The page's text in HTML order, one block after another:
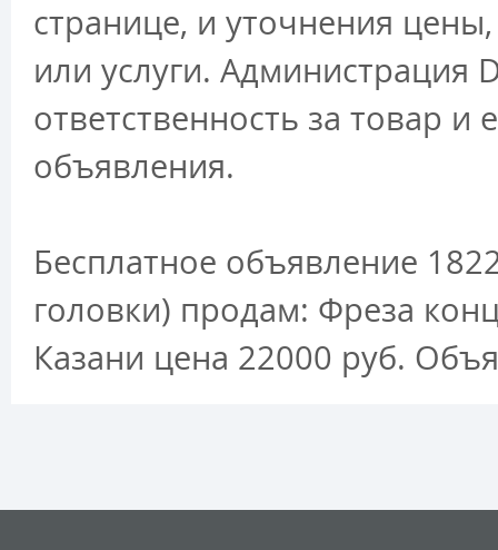
странице, и уточнения
или услуги. Администрация
ответственность за товар и
объявления.
Бесплатное объявление
головки) продам: Фреза
Казани цена 22000 руб.